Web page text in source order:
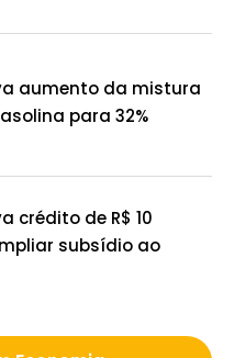
aumento da mistura
para 32%
crédito de R$ 10
subsídio ao